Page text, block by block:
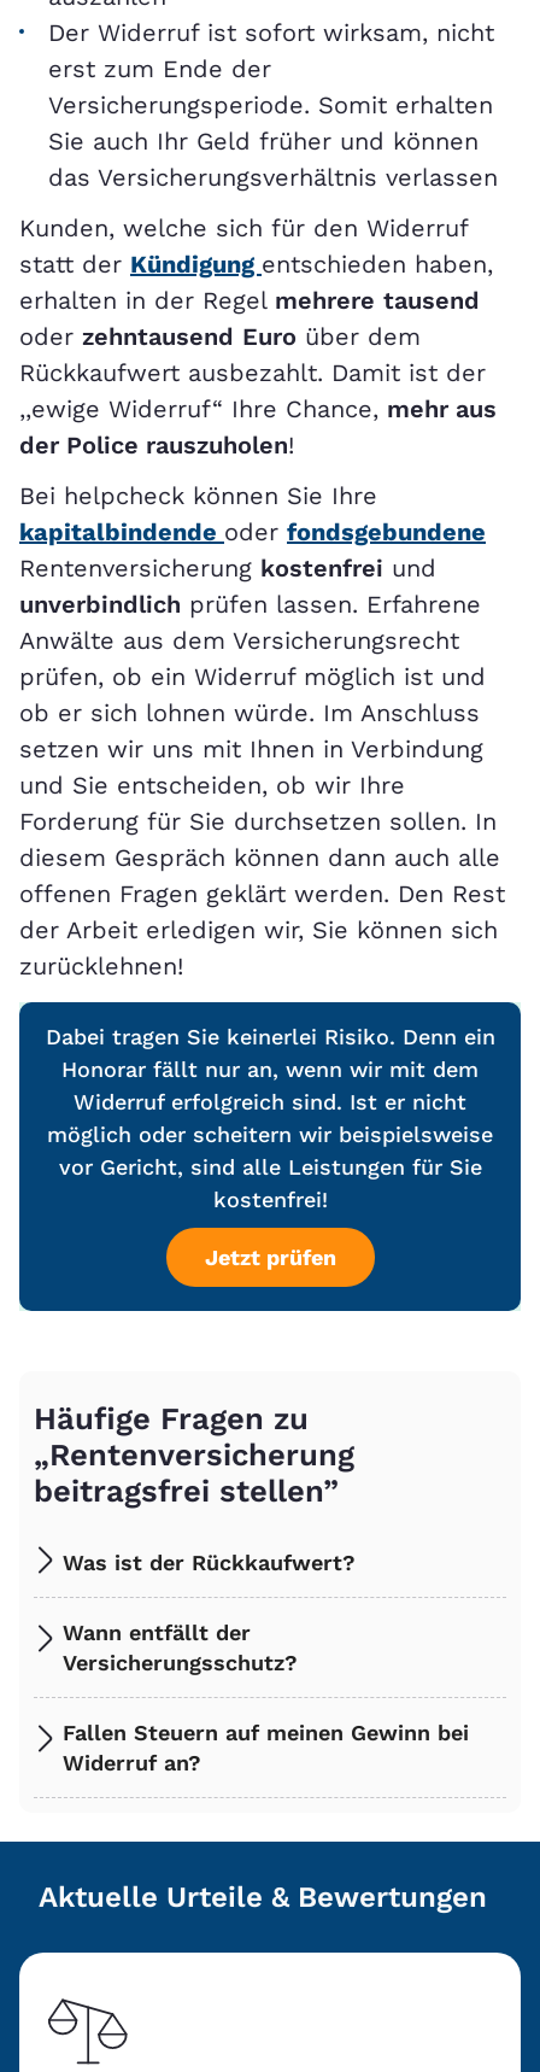
Der Widerruf ist sofort wirksam, nicht
erst zum Ende der
Versicherungsperiode. Somit erhalten
Sie auch Ihr Geld früher und können
das Versicherungsverhältnis verlassen
Kunden, welche sich für den Widerruf
statt der Kündigung entschieden haben,
erhalten in der Regel mehrere tausend
oder zehntausend Euro über dem
Rückkaufwert ausbezahlt. Damit ist der
,,ewige Widerruf“ Ihre Chance, mehr aus
der Police rauszuholen!
Bei helpcheck können Sie Ihre
kapitalbindende oder fondsgebundene
Rentenversicherung kostenfrei und
unverbindlich prüfen lassen. Erfahrene
Anwälte aus dem Versicherungsrecht
prüfen, ob ein Widerruf möglich ist und
ob er sich lohnen würde. Im Anschluss
setzen wir uns mit Ihnen in Verbindung
und Sie entscheiden, ob wir Ihre
Forderung für Sie durchsetzen sollen. In
diesem Gespräch können dann auch alle
offenen Fragen geklärt werden. Den Rest
der Arbeit erledigen wir, Sie können sich
zurücklehnen!
Dabei tragen Sie keinerlei Risiko. Denn ein
Honorar fällt nur an, wenn wir mit dem
Widerruf erfolgreich sind. Ist er nicht
möglich oder scheitern wir beispielsweise
vor Gericht, sind alle Leistungen für Sie
kostenfrei!
Jetzt prüfen
Häufige Fragen zu
„Rentenversicherung
beitragsfrei stellen”
Was ist der Rückkaufwert?
Wann entfällt der
Versicherungsschutz?
Fallen Steuern auf meinen Gewinn bei
Widerruf an?
Aktuelle Urteile & Bewertungen